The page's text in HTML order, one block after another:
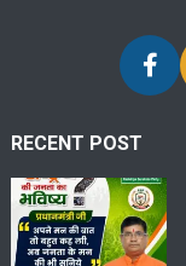
RECENT POST